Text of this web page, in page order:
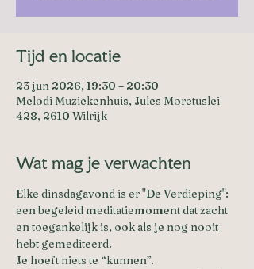
Tijd en locatie
23 jun 2026, 19:30 – 20:30
Melodi Muziekenhuis, Jules Moretuslei
428, 2610 Wilrijk
Wat mag je verwachten
Elke dinsdagavond is er "De Verdieping":
een begeleid meditatiemoment dat zacht
en toegankelijk is, ook als je nog nooit
hebt gemediteerd.
Je hoeft niets te “kunnen”.